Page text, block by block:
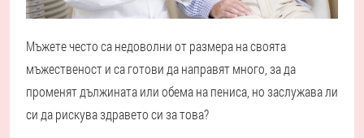
Мъжете често са недоволни от размера на своята
мъжественост и са готови да направят много, за да
променят дължината или обема на пениса, но заслужава ли
си да рискува здравето си за това?